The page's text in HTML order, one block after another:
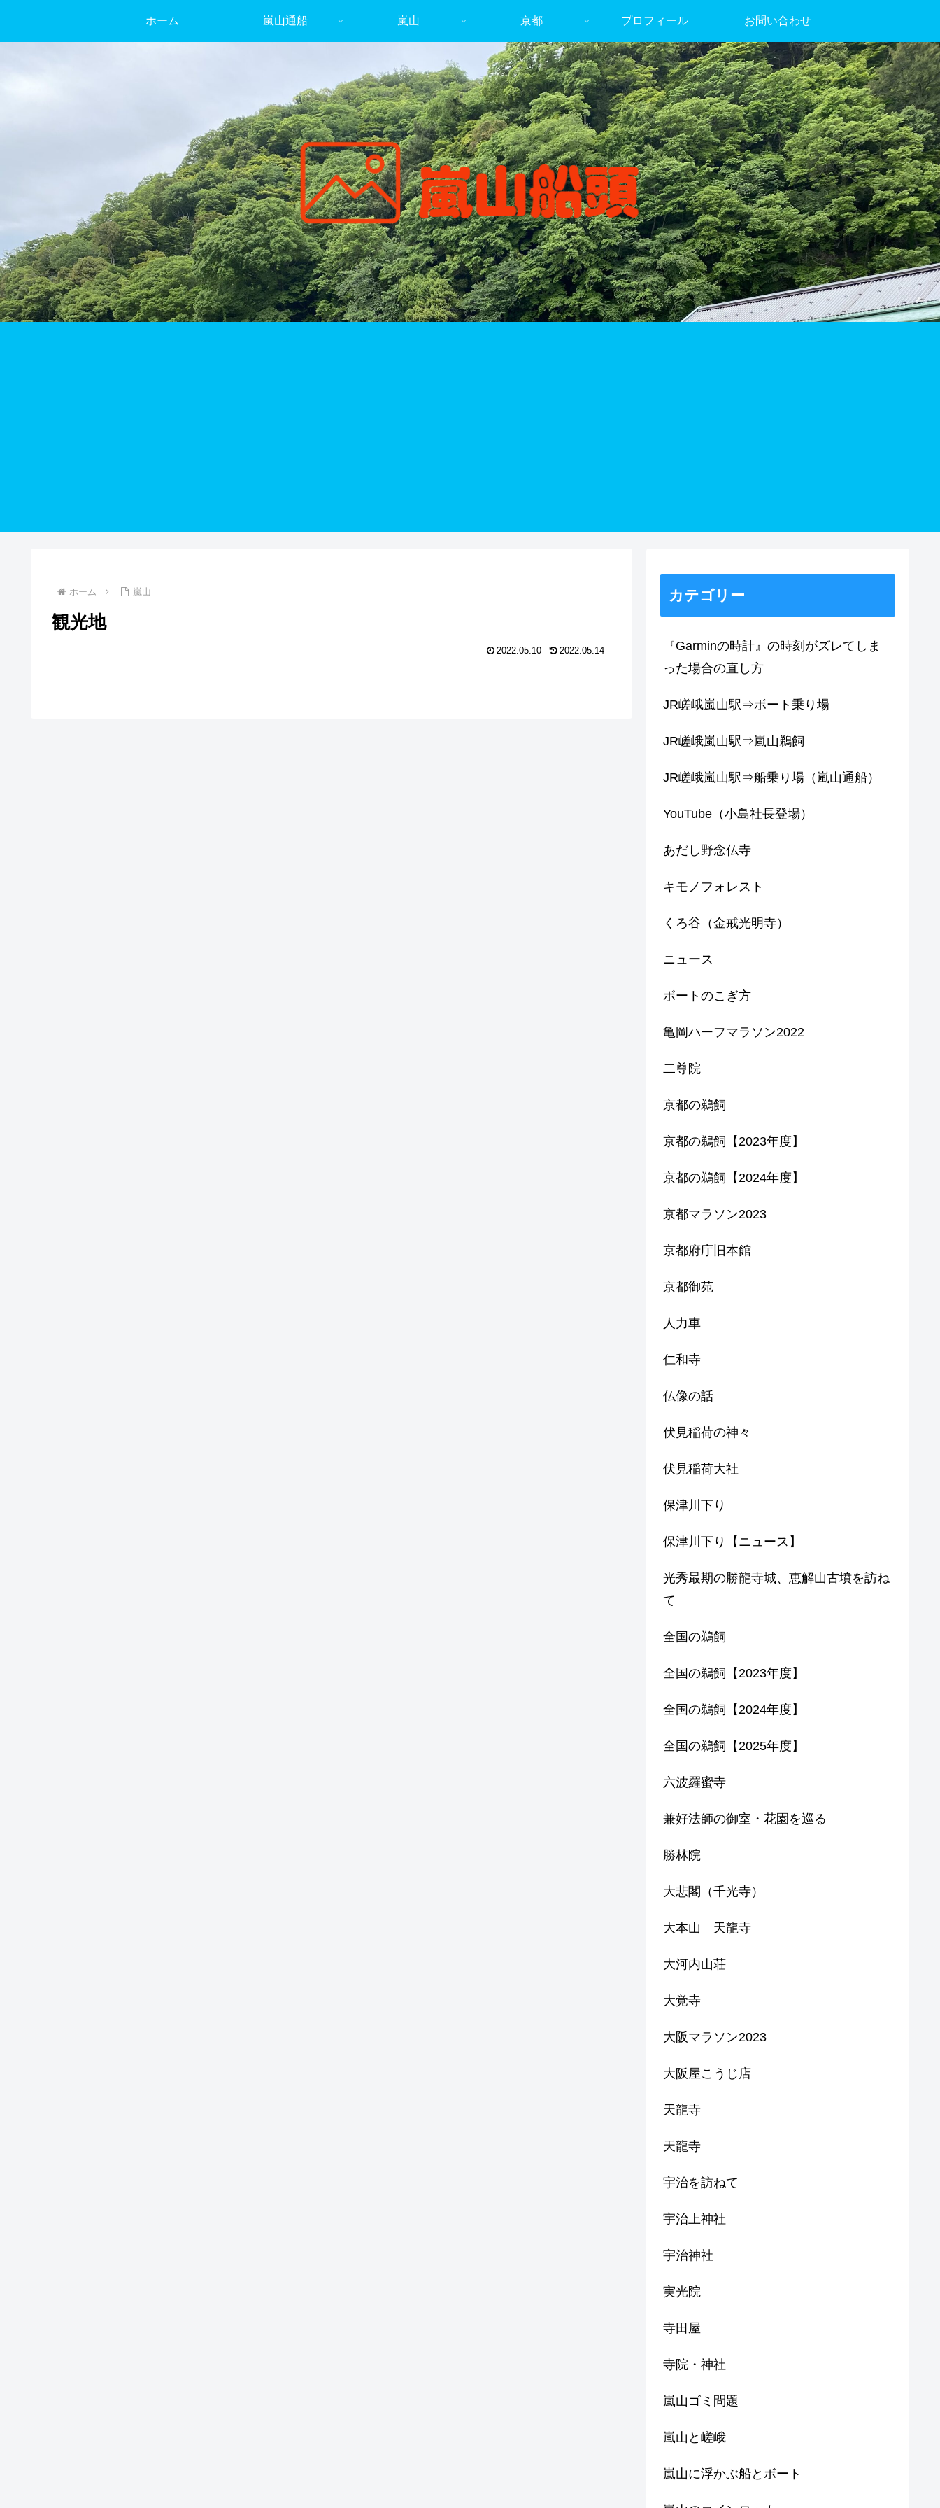
ホーム 嵐山通船 嵐山 京都 プロフィール お問い合わせ
ホーム 嵐山
観光地
2022.05.10 2022.05.14
カテゴリー
『Garminの時計』の時刻がズレてしま
った場合の直し方
JR嵯峨嵐山駅⇒ボート乗り場
JR嵯峨嵐山駅⇒嵐山鵜飼
JR嵯峨嵐山駅⇒船乗り場（嵐山通船）
YouTube（小島社長登場）
あだし野念仏寺
キモノフォレスト
くろ谷（金戒光明寺）
ニュース
ボートのこぎ方
亀岡ハーフマラソン2022
二尊院
京都の鵜飼
京都の鵜飼【2023年度】
京都の鵜飼【2024年度】
京都マラソン2023
京都府庁旧本館
京都御苑
人力車
仁和寺
仏像の話
伏見稲荷の神々
伏見稲荷大社
保津川下り
保津川下り【ニュース】
光秀最期の勝龍寺城、恵解山古墳を訪ね
て
全国の鵜飼
全国の鵜飼【2023年度】
全国の鵜飼【2024年度】
全国の鵜飼【2025年度】
六波羅蜜寺
兼好法師の御室・花園を巡る
勝林院
大悲閣（千光寺）
大本山 天龍寺
大河内山荘
大覚寺
大阪マラソン2023
大阪屋こうじ店
天龍寺
天龍寺
宇治を訪ねて
宇治上神社
宇治神社
実光院
寺田屋
寺院・神社
嵐山ゴミ問題
嵐山と嵯峨
嵐山に浮かぶ船とボート